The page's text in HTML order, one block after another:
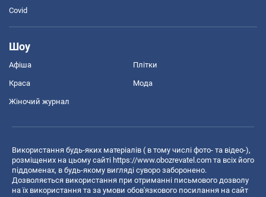
Covid
Шоу
Афіша Плітки
Краса Мода
Жіночий журнал
Використання будь-яких матеріалів ( в тому числі фото- та відео-),
розміщених на цьому сайті https://www.obozrevatel.com та всіх його
піддоменах, в будь-якому вигляді суворо заборонено.
Дозволяється використання при отриманні письмового дозволу
на їх використання та за умови обов'язкового посилання на сайт